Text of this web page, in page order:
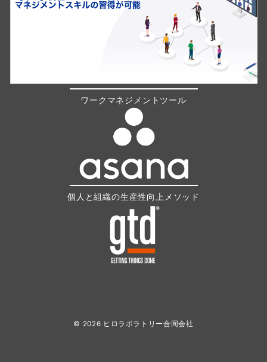
ワークマネジメントツール
個人と組織の生産性向上メソッド
© 2026 ヒロラボラトリー合同会社